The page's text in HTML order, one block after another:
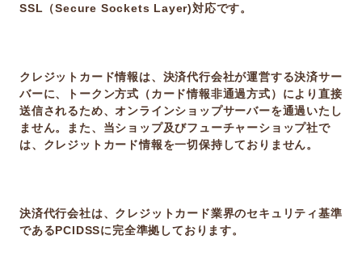
SSL（Secure Sockets Layer)対応です。
クレジットカード情報は、決済代行会社が運営する決済サー
バーに、トークン方式（カード情報非通過方式）により直接
送信されるため、オンラインショップサーバーを通過いたし
ません。また、当ショップ及びフューチャーショップ社で
は、クレジットカード情報を一切保持しておりません。
決済代行会社は、クレジットカード業界のセキュリティ基準
であるPCIDSSに完全準拠しております。